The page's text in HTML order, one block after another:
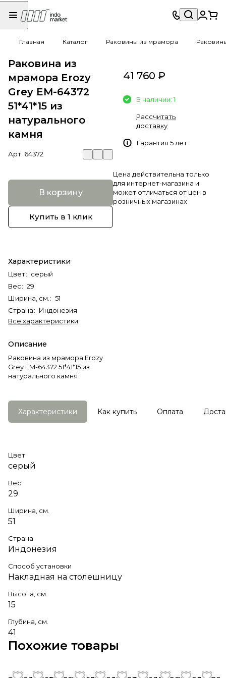
Главная Каталог Раковины из мрамора
Раковина из
мрамора Erozy
Grey EM-64372
51*41*15 из
натурального
камня
Арт. 64372
В корзину
Купить в 1 клик
Характеристики
Цвет: серый
Вес: 29
Ширина, см. : 51
Страна: Индонезия
Все характеристики
Описание
Раковина из мрамора Erozy
Grey EM-64372 51*41*15 из
натурального камня
41 760 ₽
В наличии: 1
Рассчитать
доставку
Гарантия 5 лет
Цена действительна только
для интернет-магазина и
может отличаться от цен в
розничных магазинах
Характеристики Как купить Оплата
Цвет
серый
Вес
29
Ширина, см.
51
Страна
Индонезия
Способ установки
Накладная на столешницу
Высота, см.
15
Глубина, см.
41
Похожие товары